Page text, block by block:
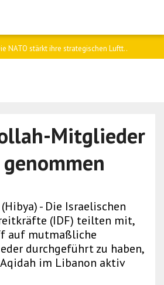
NATO stärkt ihre strategischen Luftt..
Mitglieder
- Die Israelischen
(IDF) teilten mit,
auf mutmaßliche
durchgeführt zu haben,
im Libanon aktiv